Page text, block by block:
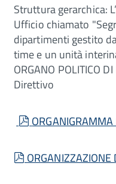
Struttura gerarchica:
Ufficio chiamato
dipartimenti gestito
time e un unità
ORGANO POLITICO
Direttivo
pdf
ORGANIGRAMMA
pdf
ORGANIZZAZIONE